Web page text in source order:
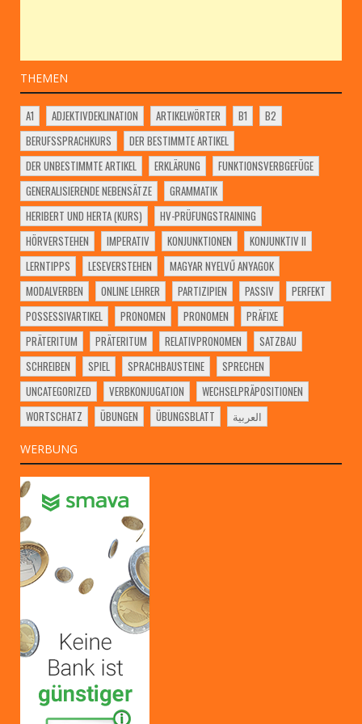
THEMEN
A1 ADJEKTIVDEKLINATION ARTIKELWÖRTER B1
B2
BERUFSSPRACHKURS
DER BESTIMMTE ARTIKEL
DER UNBESTIMMTE ARTIKEL
ERKLÄRUNG
FUNKTIONSVERBGEFÜGE
GENERALISIERENDE NEBENSÄTZE
GRAMMATIK
HERIBERT UND HERTA (KURS)
HV-PRÜFUNGSTRAINING
HÖRVERSTEHEN
IMPERATIV KONJUNKTIONEN
KONJUNKTIV II
LERNTIPPS
LESEVERSTEHEN
MAGYAR NYELVŰ ANYAGOK
MODALVERBEN
ONLINE LEHRER PARTIZIPIEN PASSIV
PERFEKT
POSSESSIVARTIKEL
PRONOMEN PRONOMEN
PRÄFIXE
PRÄTERITUM
PRÄTERITUM RELATIVPRONOMEN
SATZBAU
SCHREIBEN
SPIEL SPRACHBAUSTEINE
SPRECHEN
UNCATEGORIZED
VERBKONJUGATION
WECHSELPRÄPOSITIONEN
WORTSCHATZ
ÜBUNGEN ÜBUNGSBLATT العربية
WERBUNG